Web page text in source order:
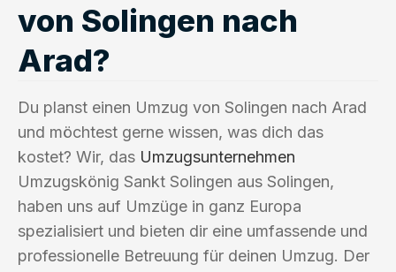
von Solingen nach
Arad?
Du planst einen Umzug von Solingen nach Arad
und möchtest gerne wissen, was dich das
kostet? Wir, das Umzugsunternehmen
Umzugskönig Sankt Solingen aus Solingen,
haben uns auf Umzüge in ganz Europa
spezialisiert und bieten dir eine umfassende und
professionelle Betreuung für deinen Umzug. Der